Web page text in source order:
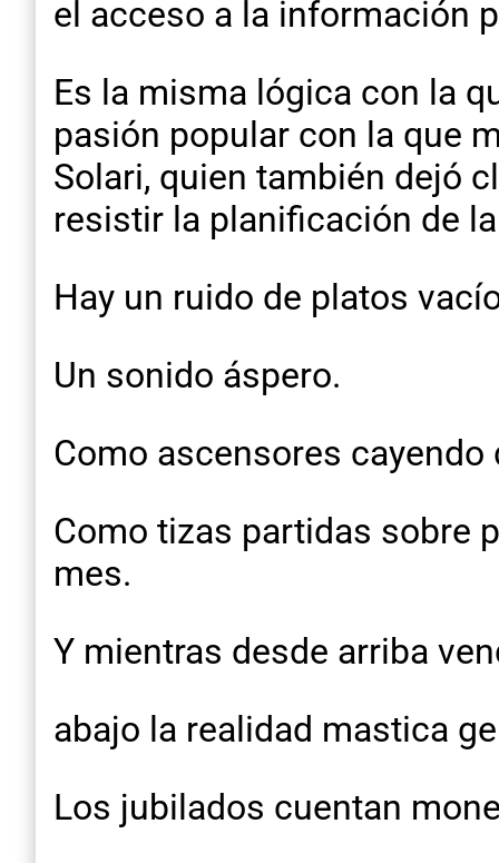
el acceso a la información
Es la misma lógica con la
pasión popular con la que
Solari, quien también dejó
resistir la planificación de
Hay un ruido de platos
Un sonido áspero.
Como ascensores
Como tizas partidas sobre
mes.
Y mientras desde arriba
abajo la realidad mastica
Los jubilados cuentan